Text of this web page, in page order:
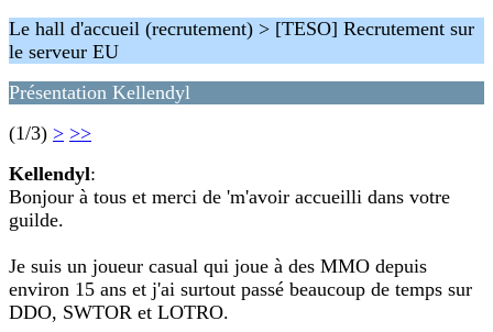
Le hall d'accueil (recrutement) > [TESO] Recrutement sur
le serveur EU
Présentation Kellendyl
(1/3) > >>
Kellendyl:
Bonjour à tous et merci de 'm'avoir accueilli dans votre
guilde.
Je suis un joueur casual qui joue à des MMO depuis
environ 15 ans et j'ai surtout passé beaucoup de temps sur
DDO, SWTOR et LOTRO.